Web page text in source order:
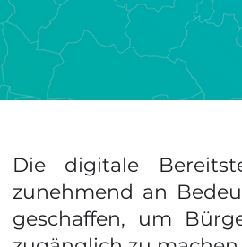
Die digitale
zunehmend an
geschaffen, um